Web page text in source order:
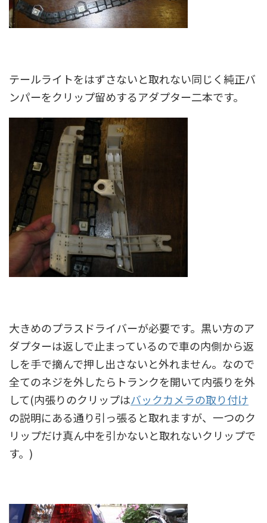
テールライトをはずさないと取れない同じく純正バ
ンパーをクリップ留めするアダプター二本です。
大きめのプラスドライバーが必要です。黒い方のア
ダプターは返しで止まっているので車の内側から返
しを手で摘んで押し出さないと外れません。なので
全てのネジを外したらトランクを開いて内張りを外
して(内張りのクリップはバックカメラの取り付け
の説明にある通り引っ張ると取れますが、一つのク
リップだけ真ん中を引かないと取れないクリップで
す。)